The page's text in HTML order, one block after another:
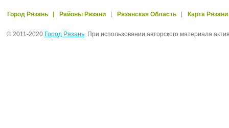
Город Рязань Районы Рязани Рязанская Область Карта Рязани
© 2011-2020 Город Рязань. При использовании авторского материала